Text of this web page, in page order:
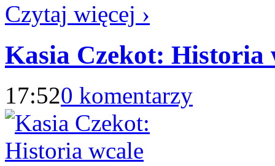
Czytaj więcej ›
Kasia Czekot: Historia
17:520 komentarzy